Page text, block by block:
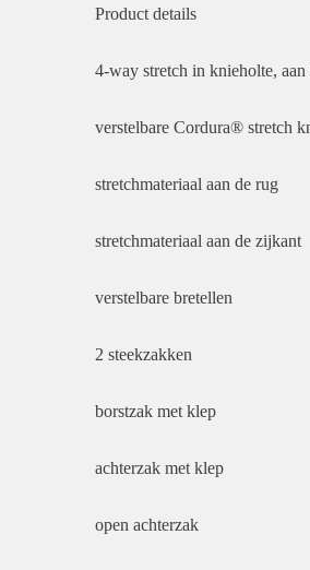
Product details
4-way stretch in knieholte,
verstelbare Cordura® stretch
stretchmateriaal aan de rug
stretchmateriaal aan de zijkant
verstelbare bretellen
2 steekzakken
borstzak met klep
achterzak met klep
open achterzak